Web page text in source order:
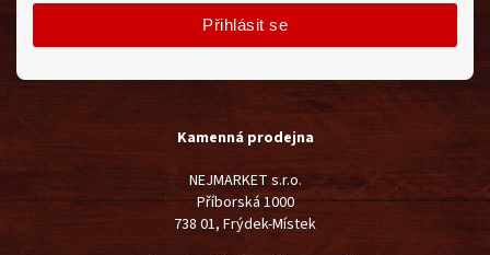
Kamenná prodejna
NEJMARKET s.r.o.
Příborská 1000
738 01, Frýdek-Místek
Přihlásit se